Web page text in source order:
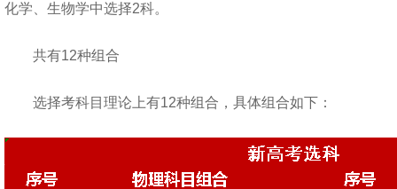
化学、生物学中选择2科。
共有12种组合
选择考科目理论上有12种组合，具体组合如下：